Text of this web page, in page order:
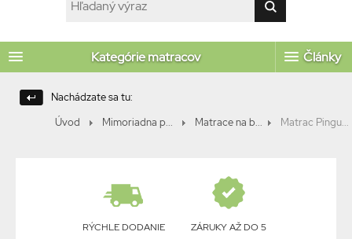
Kategórie matracov Články
Nachádzate sa tu:
Úvod
Mimoriadna p... Matrace na b... Matrac Pingu...
RÝCHLE DODANIE
ZÁRUKY AŽ DO 5